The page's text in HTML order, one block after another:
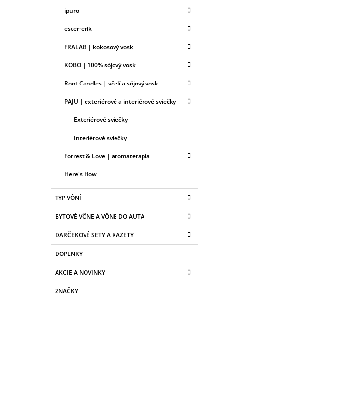
ipuro
ester-erik
FRALAB | kokosový vosk
KOBO | 100% sójový vosk
Root Candles | včelí a sójový vosk
PAJU | exteriérové a interiérové sviečky
Exteriérové sviečky
Interiérové sviečky
Forrest & Love | aromaterapia
Here's How
TYP VÔNÍ
BYTOVÉ VÔNE A VÔNE DO AUTA
DARČEKOVÉ SETY A KAZETY
DOPLNKY
AKCIE A NOVINKY
ZNAČKY